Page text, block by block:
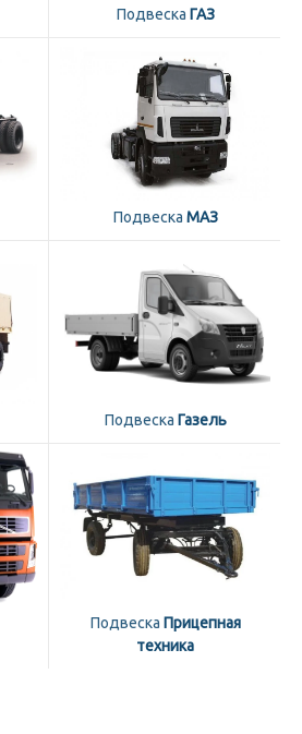
Подвеска ГАЗ
Подвеска МАЗ
Подвеска Газель
Подвеска Прицепная
техника